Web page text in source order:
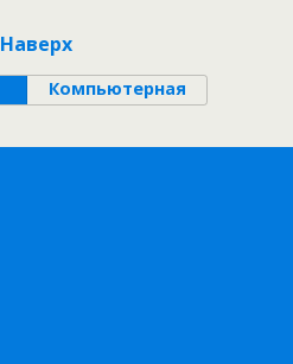
Наверх
Компьютерная